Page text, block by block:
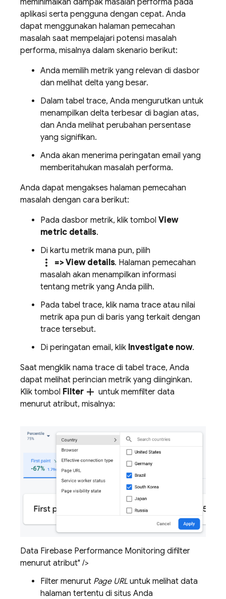
meminimalkan dampak masalah performa pada
aplikasi serta pengguna dengan cepat. Anda
dapat menggunakan halaman pemecahan
masalah saat mempelajari potensi masalah
performa, misalnya dalam skenario berikut:
Anda memilih metrik yang relevan di dasbor
dan melihat delta yang besar.
Dalam tabel trace, Anda mengurutkan untuk
menampilkan delta terbesar di bagian atas,
dan Anda melihat perubahan persentase
yang signifikan.
Anda akan menerima peringatan email yang
memberitahukan masalah performa.
Anda dapat mengakses halaman pemecahan
masalah dengan cara berikut:
Pada dasbor metrik, klik tombol View
metric details.
Di kartu metrik mana pun, pilih
more_vert => View details. Halaman pemecahan
masalah akan menampilkan informasi
tentang metrik yang Anda pilih.
Pada tabel trace, klik nama trace atau nilai
metrik apa pun di baris yang terkait dengan
trace tersebut.
Di peringatan email, klik Investigate now.
Saat mengklik nama trace di tabel trace, Anda
dapat melihat perincian metrik yang diinginkan.
Klik tombol Filter add untuk memfilter data
menurut atribut, misalnya:
Data Firebase Performance Monitoring difilter
menurut atribut" />
Filter menurut Page URL untuk melihat data
halaman tertentu di situs Anda